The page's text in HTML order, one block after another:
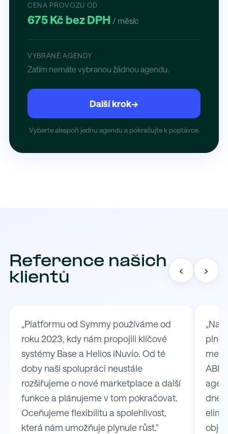
CENA PROVOZU OD
675 Kč bez DPH / měsíc
VYBRANÉ AGENDY
Zatím nemáte vybranou žádnou agendu.
Další krok→
Vyberte alespoň jednu agendu a pokračujte k poptávce.
Reference našich
klientů
‹ ›
„Platformu od Symmy používáme od
roku 2023, kdy nám propojili klíčové
systémy Base a Helios iNuvio. Od té
doby naši spolupráci neustále
rozšiřujeme o nové marketplace a další
funkce a plánujeme v tom pokračovat.
Oceňujeme flexibilitu a spolehlivost,
která nám umožňuje plynule růst."
„Na
plně
mezi
dnes